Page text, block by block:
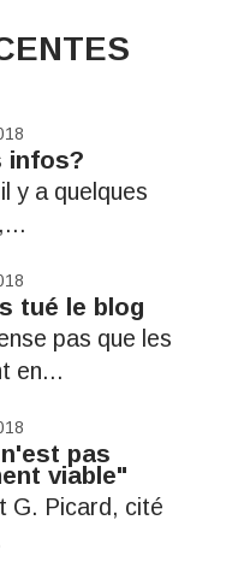
infos?
y a quelques
tué le blog
pas que les
en...
pas
viable"
G. Picard, cité